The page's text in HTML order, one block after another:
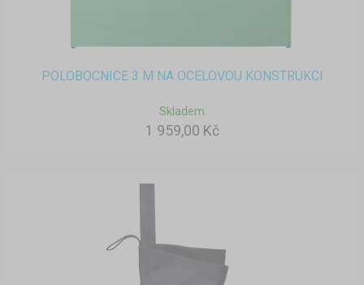
POLOBOCNICE 3 M NA OCELOVOU KONSTRUKCI
Skladem
1 959,00 Kč